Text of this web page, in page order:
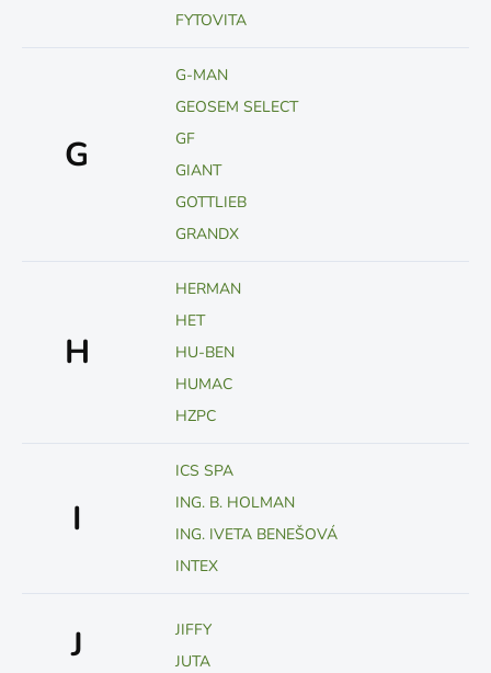
FYTOVITA
G
G-MAN
GEOSEM SELECT
GF
GIANT
GOTTLIEB
GRANDX
H
HERMAN
HET
HU-BEN
HUMAC
HZPC
I
ICS SPA
ING. B. HOLMAN
ING. IVETA BENEŠOVÁ
INTEX
J
JIFFY
JUTA